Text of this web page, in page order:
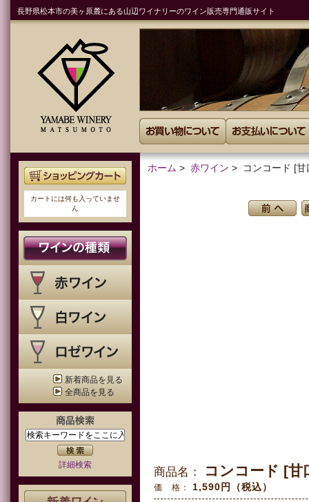
長野県松本市の美ヶ原麓にある山辺ワイナリーのワイン販売専門通販サイト
カートには何も入っていませ
ん
新着商品を見る
全商品を見る
詳細検索
ホーム > 赤ワイン > コンコード [甘
商品名： コンコード [甘
価 格： 1,590円（税込）